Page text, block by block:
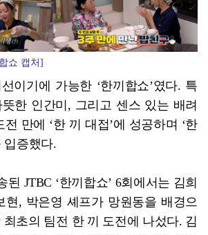
쇼 캡처]
이기에 가능한 ‘한끼합쇼’였다. 특
한 인간미, 그리고 센스 있는 배려
만에 ‘한 끼 대접’에 성공하며 ‘한
입증했다.
된 JTBC ‘한끼합쇼’ 6회에서는 김희
현, 박은영 셰프가 망원동을 배경으
최초의 팀전 한 끼 도전에 나섰다. 김